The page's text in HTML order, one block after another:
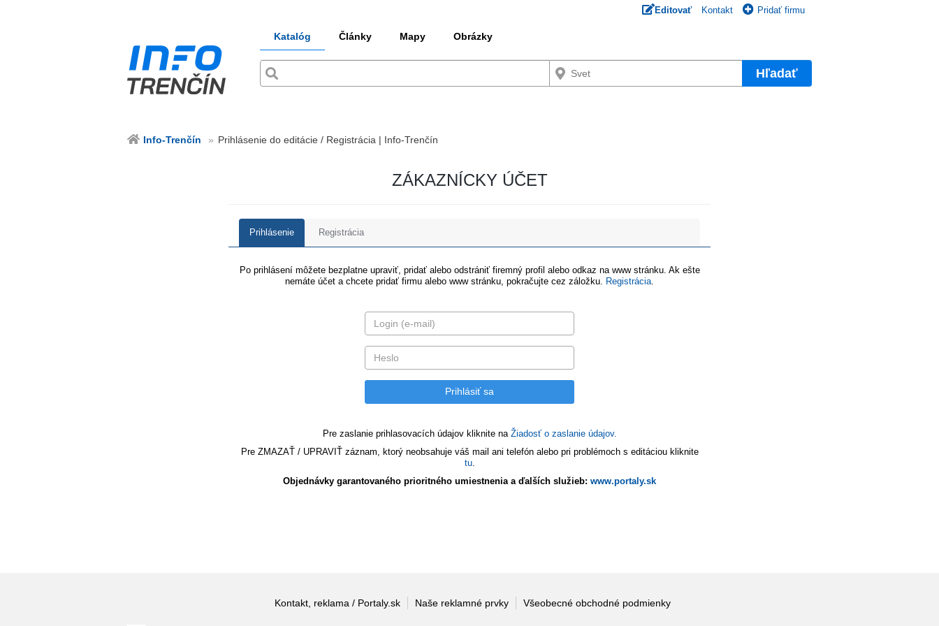
Editovať Kontakt Pridať firmu
Katalóg Články Mapy Obrázky
Hľadať
Info-Trenčín Prihlásenie do editácie / Registrácia | Info-Trenčín
ZÁKAZNÍCKY ÚČET
Prihlásenie Registrácia
Po prihlásení môžete bezplatne upraviť, pridať alebo odstrániť firemný profil alebo odkaz na www stránku. Ak ešte
nemáte účet a chcete pridať firmu alebo www stránku, pokračujte cez záložku.
Registrácia
Pre zaslanie prihlasovacích údajov kliknite na Žiadosť o zaslanie údajov.
Pre ZMAZAŤ / UPRAVIŤ záznam, ktorý neobsahuje váš mail ani telefón alebo pri problémoch s editáciou kliknite
tu.
Objednávky garantovaného prioritného umiestnenia a ďalších služieb: www.portaly.sk
Kontakt, reklama / Portaly.sk Naše reklamné prvky Všeobecné obchodné podmienky